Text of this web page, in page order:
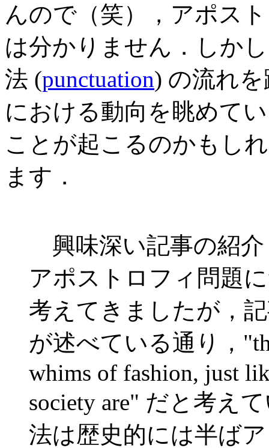
んので（笑），アポス
は分かりません．しか
法 (punctuation) の流れを
における動向を眺めて
ことが起こるのかもし
ます．
興味深い記事の紹
アポストロフィ問題
考えてきましたが，
が述べている通り，
whims of fashion, just
society are" だと考え
法は歴史的には半ば